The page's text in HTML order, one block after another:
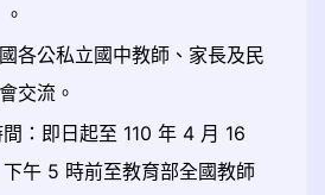
各公私立國中教師、家長及民
交流。
：即日起至 110 年 4 月 16
午 5 時前至教育部全國教師